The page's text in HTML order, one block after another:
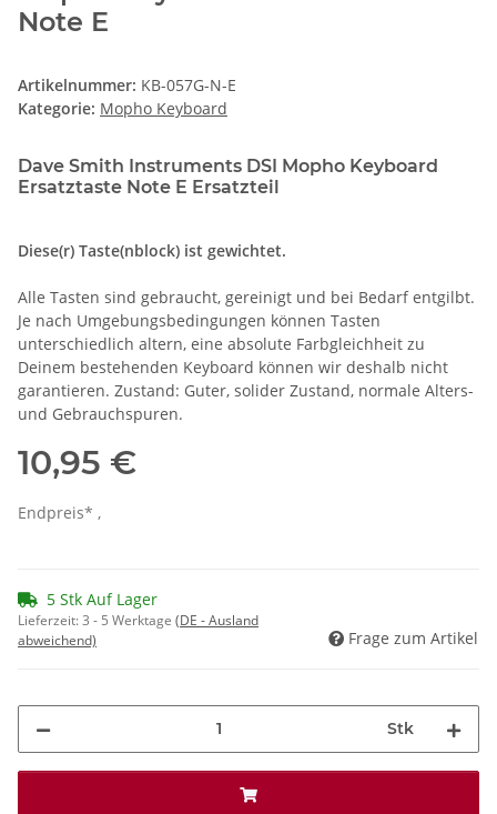
Note E
Artikelnummer: KB-057G-N-E
Kategorie: Mopho Keyboard
Dave Smith Instruments DSI Mopho Keyboard
Ersatztaste Note E Ersatzteil
Diese(r) Taste(nblock) ist gewichtet.
Alle Tasten sind gebraucht, gereinigt und bei Bedarf entgilbt.
Je nach Umgebungsbedingungen können Tasten
unterschiedlich altern, eine absolute Farbgleichheit zu
Deinem bestehenden Keyboard können wir deshalb nicht
garantieren. Zustand: Guter, solider Zustand, normale Alters-
und Gebrauchspuren.
10,95 €
Endpreis* ,
5 Stk Auf Lager
Lieferzeit:3 - 5 Werktage (DE - Ausland
abweichend)
Frage zum Artikel
Stk